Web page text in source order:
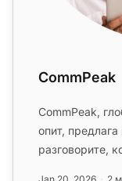
CommPeak
CommPeak,
опит,
разговорите,